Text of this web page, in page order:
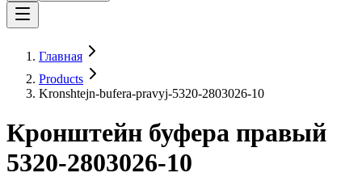
Главная
Products
Kronshtejn-bufera-pravyj-5320-2803026-10
Кронштейн буфера правый
5320-2803026-10